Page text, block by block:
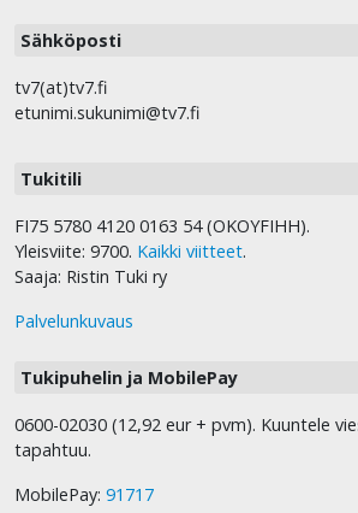
Sähköposti
tv7(at)tv7.fi
etunimi.sukunimi@tv7.fi
Tukitili
FI75 5780 4120 0163 54 (OKOYFIHH).
Yleisviite: 9700. Kaikki viitteet.
Saaja: Ristin Tuki ry
Palvelunkuvaus
Tukipuhelin ja MobilePay
0600-02030 (12,92 eur + pvm). Kuuntele
tapahtuu.
MobilePay: 91717